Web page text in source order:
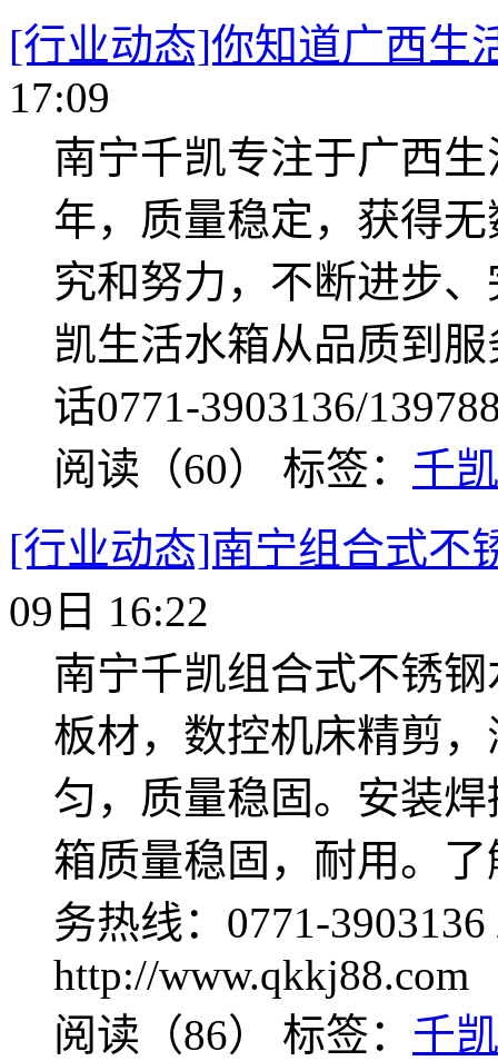
[行业动态]你知道广西生
17:09
南宁千凯专注于广西
年，质量稳定，获得
究和努力，不断进步
凯生活水箱从品质到
话0771-3903136/
阅读（60） 标签： 千
[行业动态]南宁组合式不
09日 16:22
南宁千凯组合式不锈
板材，数控机床精剪
匀，质量稳固。安装
箱质量稳固，耐用。
务热线：0771-
http://www.qkkj88.com
阅读（86） 标签： 千